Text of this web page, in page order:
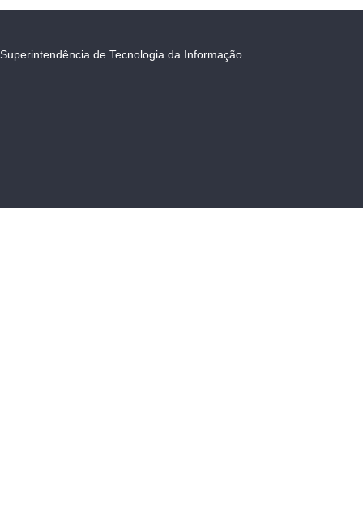
Superintendência de Tecnologia da Informação